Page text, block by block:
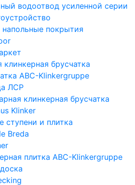
водоотвод усиленной серии
покрытия
клинкерная брусчатка
АВС-Klinkergruppe
ЛСР
клинкерная брусчатка
Klinker
ступени и плитка
Breda
плитка ABC-Klinkergruppe